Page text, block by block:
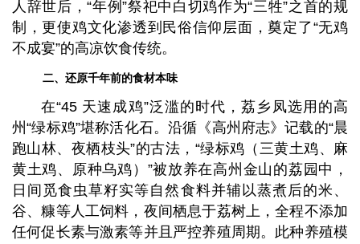
人辞世后，“年例”祭祀中白切鸡作为“三牲”之首的规
制，更使鸡文化渗透到民俗信仰层面，奠定了“无鸡
不成宴”的高凉饮食传统。
二、还原千年前的食材本味
在“45 天速成鸡”泛滥的时代，荔乡凤选用的高
州“绿标鸡”堪称活化石。沿循《高州府志》记载的“晨
跑山林、夜栖枝头”的古法，“绿标鸡（三黄土鸡、麻
黄土鸡、原种乌鸡）”被放养在高州金山的荔园中，
日间觅食虫草籽实等自然食料并辅以蒸煮后的米、
谷、糠等人工饲料，夜间栖息于荔树上，全程不添加
任何促长素与激素等并且严控养殖周期。此种养殖模